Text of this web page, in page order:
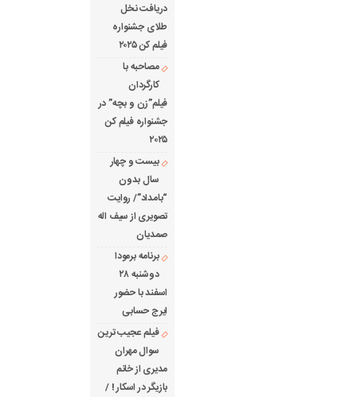
دریافت نخل
طلای جشنواره
فیلم کن ۲۰۲۵
مصاحبه با
کارگردان
فیلم”زن و بچه” در
جشنواره فیلم کن
۲۰۲۵
بیست و چهار
سال بدون
“بامداد”/ روایت
تصویری از سیف اله
صمدیان
برنامه برمودا
دوشنبه ۲۸
اسفند با حضور
ایرج حسابی
فیلم عجیب ترین
سوال مهران
مدیری از خانم
بازیگر در اسکار ! /